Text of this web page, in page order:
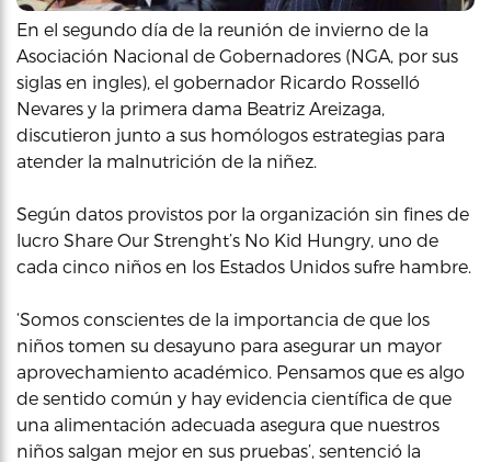
En el segundo día de la reunión de invierno de la
Asociación Nacional de Gobernadores (NGA, por sus
siglas en ingles), el gobernador Ricardo Rosselló
Nevares y la primera dama Beatriz Areizaga,
discutieron junto a sus homólogos estrategias para
atender la malnutrición de la niñez.
Según datos provistos por la organización sin fines de
lucro Share Our Strenght’s No Kid Hungry, uno de
cada cinco niños en los Estados Unidos sufre hambre.
‘Somos conscientes de la importancia de que los
niños tomen su desayuno para asegurar un mayor
aprovechamiento académico. Pensamos que es algo
de sentido común y hay evidencia científica de que
una alimentación adecuada asegura que nuestros
niños salgan mejor en sus pruebas’, sentenció la